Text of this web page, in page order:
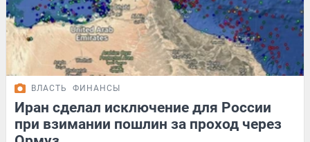
ВЛАСТЬ ФИНАНСЫ
Иран сделал исключение для России
при взимании пошлин за проход через